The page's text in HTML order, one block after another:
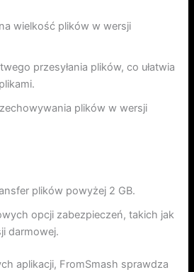
wielkość plików w wersji
przesyłania plików, co ułatwia
plików w wersji
plików powyżej 2 GB.
opcji zabezpieczeń, takich jak
darmowej.
aplikacji, FromSmash sprawdza